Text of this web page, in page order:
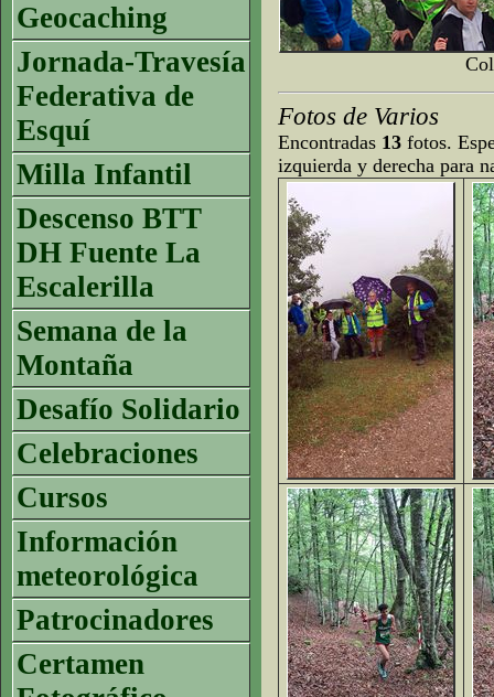
Geocaching
Jornada-Travesía
Federativa de
Esquí
Milla Infantil
Descenso BTT
DH Fuente La
Escalerilla
Semana de la
Montaña
Desafío Solidario
Celebraciones
Cursos
Información
meteorológica
Patrocinadores
Certamen
Fotos de Varios
Encontradas 13 fotos.
izquierda y derecha para